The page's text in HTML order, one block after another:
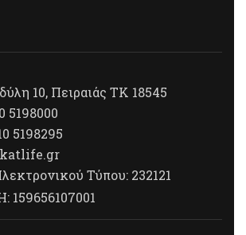
10, Πειραιάς ΤΚ 18545
5198000
5198295
Τύπου: 232121
159656107001